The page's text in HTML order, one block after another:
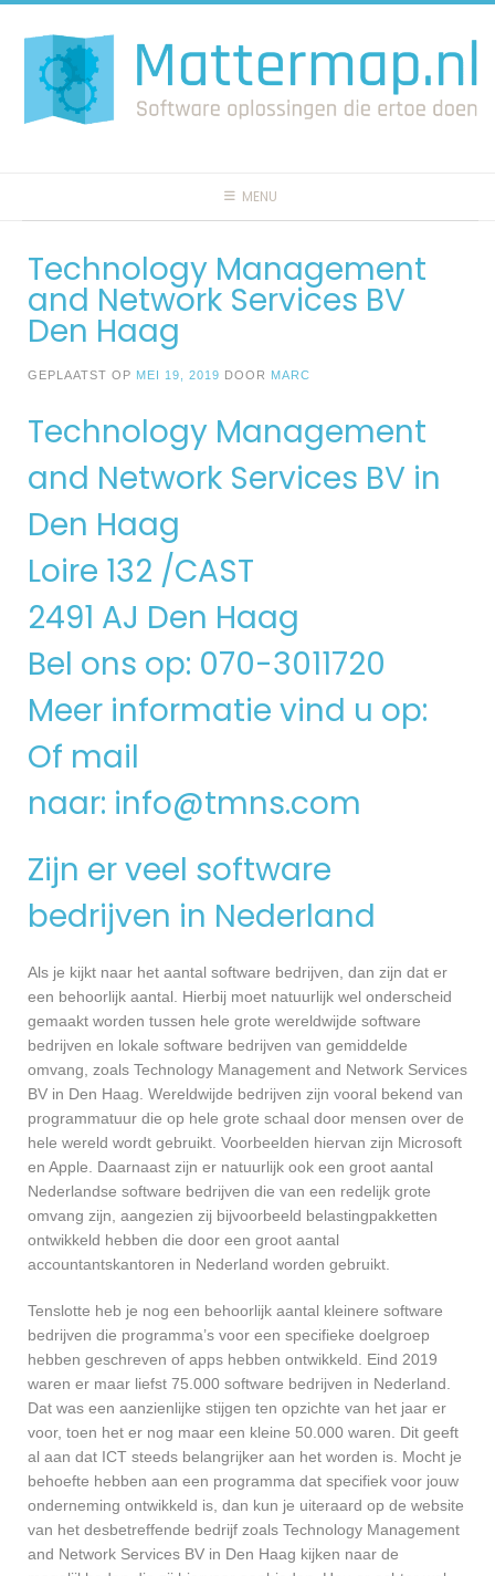
naar
inhoud
MENU
Technology Management
and Network Services BV
Den Haag
GEPLAATST OP MEI 19, 2019 DOOR MARC
Technology Management
and Network Services BV in
Den Haag
Loire 132 /CAST
2491 AJ Den Haag
Bel ons op: 070-3011720
Meer informatie vind u op:
Of mail
naar: info@tmns.com
Zijn er veel software
bedrijven in Nederland
Als je kijkt naar het aantal software bedrijven, dan zijn dat er
een behoorlijk aantal. Hierbij moet natuurlijk wel onderscheid
gemaakt worden tussen hele grote wereldwijde software
bedrijven en lokale software bedrijven van gemiddelde
omvang, zoals Technology Management and Network Services
BV in Den Haag. Wereldwijde bedrijven zijn vooral bekend van
programmatuur die op hele grote schaal door mensen over de
hele wereld wordt gebruikt. Voorbeelden hiervan zijn Microsoft
en Apple. Daarnaast zijn er natuurlijk ook een groot aantal
Nederlandse software bedrijven die van een redelijk grote
omvang zijn, aangezien zij bijvoorbeeld belastingpakketten
ontwikkeld hebben die door een groot aantal
accountantskantoren in Nederland worden gebruikt.
Tenslotte heb je nog een behoorlijk aantal kleinere software
bedrijven die programma’s voor een specifieke doelgroep
hebben geschreven of apps hebben ontwikkeld. Eind 2019
waren er maar liefst 75.000 software bedrijven in Nederland.
Dat was een aanzienlijke stijgen ten opzichte van het jaar er
voor, toen het er nog maar een kleine 50.000 waren. Dit geeft
al aan dat ICT steeds belangrijker aan het worden is. Mocht je
behoefte hebben aan een programma dat specifiek voor jouw
onderneming ontwikkeld is, dan kun je uiteraard op de website
van het desbetreffende bedrijf zoals Technology Management
and Network Services BV in Den Haag kijken naar de